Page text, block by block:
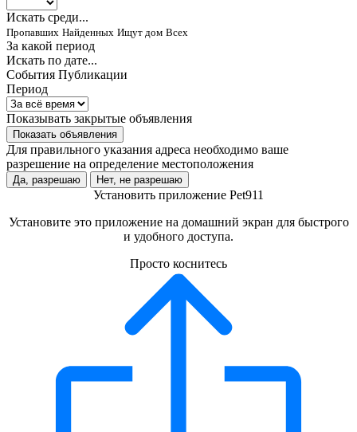
Искать среди...
Пропавших Найденных Ищут дом Всех
За какой период
Искать по дате...
События Публикации
Период
Показывать закрытые объявления
Показать объявления
Для правильного указания адреса необходимо ваше
разрешение на определение местоположения
Да, разрешаю Нет, не разрешаю
Установить приложение Pet911
Установите это приложение на домашний экран для быстрого
и удобного доступа.
Просто коснитесь